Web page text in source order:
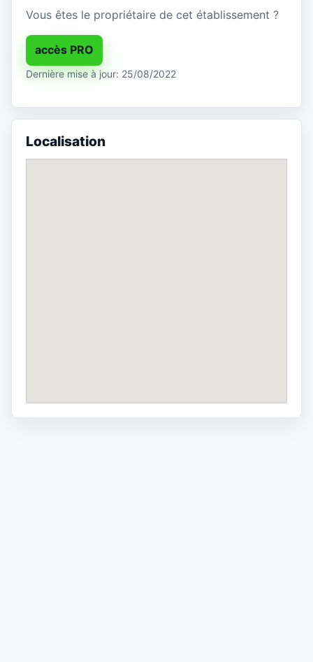
Vous êtes le propriétaire de cet établissement ?
accès PRO
Dernière mise à jour: 25/08/2022
Localisation